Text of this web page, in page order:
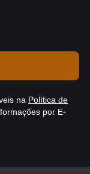
na Política de
por E-